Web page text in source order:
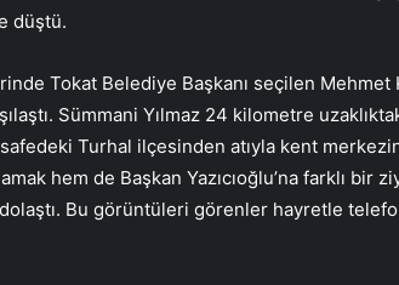
düştü.
Tokat Belediye Başkanı seçilen Mehmet
Sümmani Yılmaz 24 kilometre
Turhal ilçesinden atıyla kent
hem de Başkan Yazıcıoğlu’na farklı bir
Bu görüntüleri görenler hayretle